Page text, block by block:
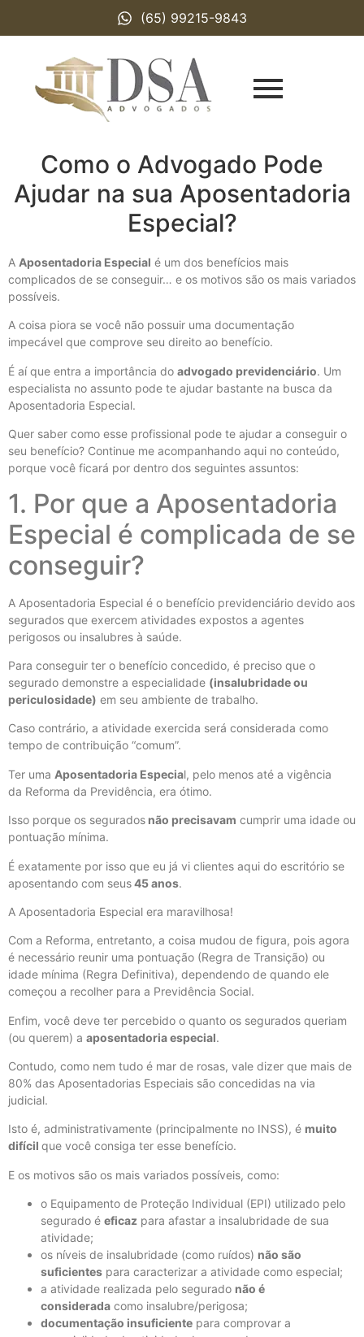
(65) 99215-9843
Como o Advogado Pode
Ajudar na sua Aposentadoria
Especial?
A Aposentadoria Especial é um dos benefícios mais
complicados de se conseguir… e os motivos são os mais variados
possíveis.
A coisa piora se você não possuir uma documentação
impecável que comprove seu direito ao benefício.
É aí que entra a importância do advogado previdenciário. Um
especialista no assunto pode te ajudar bastante na busca da
Aposentadoria Especial.
Quer saber como esse profissional pode te ajudar a conseguir o
seu benefício? Continue me acompanhando aqui no conteúdo,
porque você ficará por dentro dos seguintes assuntos:
1. Por que a Aposentadoria
Especial é complicada de se
conseguir?
A Aposentadoria Especial é o benefício previdenciário devido aos
segurados que exercem atividades expostos a agentes
perigosos ou insalubres à saúde.
Para conseguir ter o benefício concedido, é preciso que o
segurado demonstre a especialidade (insalubridade ou
periculosidade) em seu ambiente de trabalho.
Caso contrário, a atividade exercida será considerada como
tempo de contribuição “comum”.
Ter uma Aposentadoria Especial, pelo menos até a vigência
da Reforma da Previdência, era ótimo.
Isso porque os segurados não precisavam cumprir uma idade ou
pontuação mínima.
É exatamente por isso que eu já vi clientes aqui do escritório se
aposentando com seus45 anos.
A Aposentadoria Especial era maravilhosa!
Com a Reforma, entretanto, a coisa mudou de figura, pois agora
é necessário reunir uma pontuação (Regra de Transição) ou
idade mínima (Regra Definitiva), dependendo de quando ele
começou a recolher para a Previdência Social.
Enfim, você deve ter percebido o quanto os segurados queriam
(ou querem) a aposentadoria especial.
Contudo, como nem tudo é mar de rosas, vale dizer que mais de
80% das Aposentadorias Especiais são concedidas na via
judicial.
Isto é, administrativamente (principalmente no INSS), é muito
difícil que você consiga ter esse benefício.
E os motivos são os mais variados possíveis, como:
o Equipamento de Proteção Individual (EPI) utilizado pelo
segurado é eficaz para afastar a insalubridade de sua
atividade;
os níveis de insalubridade (como ruídos) não são
suficientes para caracterizar a atividade como especial;
a atividade realizada pelo segurado não é
considerada como insalubre/perigosa;
documentação insuficiente para comprovar a